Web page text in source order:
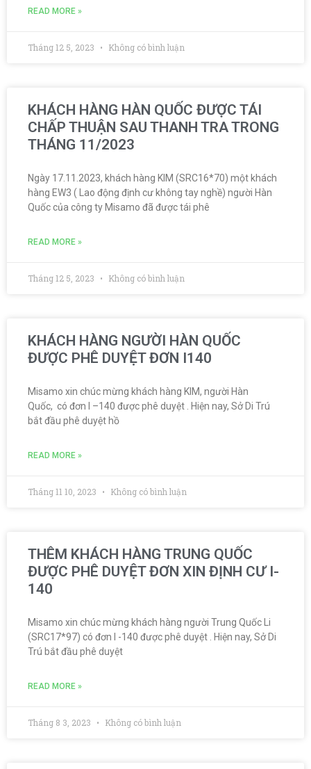
READ MORE »
Tháng 12 5, 2023 Không có bình luận
KHÁCH HÀNG HÀN QUỐC ĐƯỢC TÁI
CHẤP THUẬN SAU THANH TRA TRONG
THÁNG 11/2023
Ngày 17.11.2023, khách hàng KIM (SRC16*70) một khách
hàng EW3 ( Lao động định cư không tay nghề) người Hàn
Quốc của công ty Misamo đã được tái phê
READ MORE »
Tháng 12 5, 2023 Không có bình luận
KHÁCH HÀNG NGƯỜI HÀN QUỐC
ĐƯỢC PHÊ DUYỆT ĐƠN I140
Misamo xin chúc mừng khách hàng KIM, người Hàn
Quốc, có đơn I –140 được phê duyệt . Hiện nay, Sở Di Trú
bắt đầu phê duyệt hồ
READ MORE »
Tháng 11 10, 2023 Không có bình luận
THÊM KHÁCH HÀNG TRUNG QUỐC
ĐƯỢC PHÊ DUYỆT ĐƠN XIN ĐỊNH CƯ I-
140
Misamo xin chúc mừng khách hàng người Trung Quốc Li
(SRC17*97) có đơn I -140 được phê duyệt . Hiện nay, Sở Di
Trú bắt đầu phê duyệt
READ MORE »
Tháng 8 3, 2023 Không có bình luận